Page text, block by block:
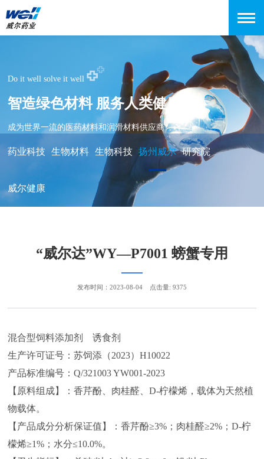
Do it well solve it well
智造绿色材料 服务人类健康
成为世界一流的医药材料和润滑材料供应商
药业科技 生物材料 生物科技 扬州威尔 研究院
威尔健康
“威尔达”WY—P7001 螃蟹专用
混合型饲料添加剂 诱食剂
生产许可证号：苏饲添（2023）H10022
产品标准编号：Q/321003 YW001-2023
【原料组成】：香芹酚、肉桂醛、D-柠檬烯，载体为天然植
物载体。
【产品成分分析保证值】：香芹酚≥3%；肉桂醛≥2%；D-柠
檬烯≥1%；水分≤10.0%。